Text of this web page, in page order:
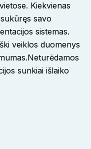
Kiekvienas
savo
sistemas.
veiklos duomenys
Neturėdamos
sunkiai išlaiko